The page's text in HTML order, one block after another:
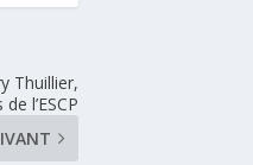
Thuillier,
l’ESCP